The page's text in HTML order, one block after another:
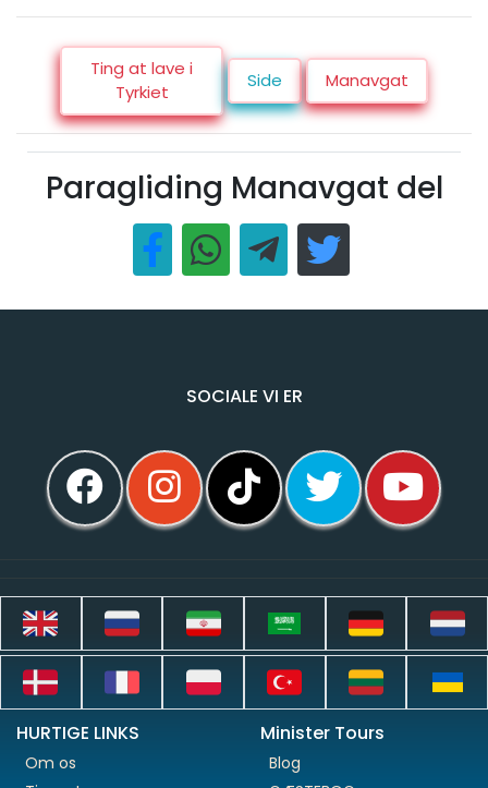
Ting at lave i
Tyrkiet
Side Manavgat
Paragliding Manavgat del
SOCIALE VI ER
HURTIGE LINKS
Om os
Minister Tours
Blog